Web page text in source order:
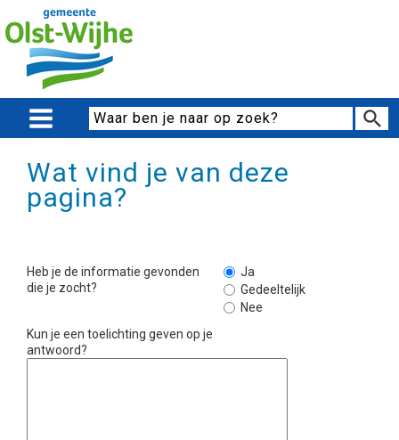
Wat vind je van deze
pagina?
Heb je de informatie gevonden
die je zocht?
Ja
Gedeeltelijk
Nee
Kun je een toelichting geven op je
antwoord?